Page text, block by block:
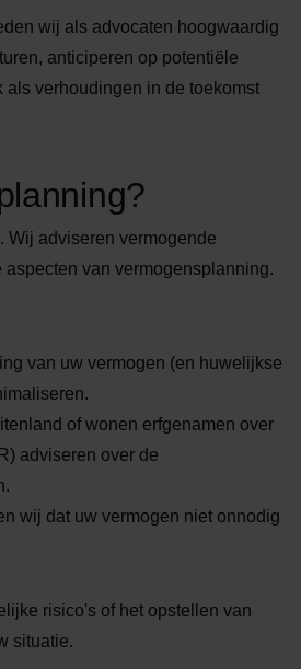
wij als advocaten hoogwaardig
anticiperen op potentiële
verhoudingen in de toekomst
Wij adviseren vermogende
van vermogensplanning.
van uw vermogen (en huwelijkse
of wonen erfgenamen over
adviseren over de
wij dat uw vermogen niet onnodig
risico's of het opstellen van
situatie.